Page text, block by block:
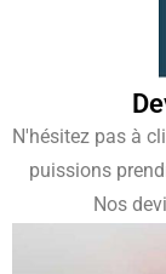
N'hésitez pas à
puissions
Nos